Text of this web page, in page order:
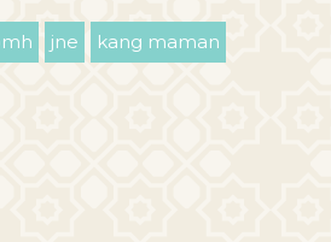
jne kang maman